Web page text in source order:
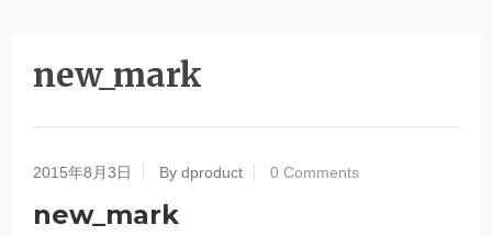
new_mark
2015年8月3日 By dproduct 0 Comments
new_mark